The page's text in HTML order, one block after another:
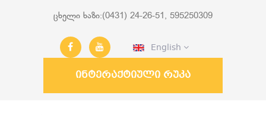
ცხელი ხაზი:(0431) 24-26-51, 595250309
English
ინტერაქტიული რუკა